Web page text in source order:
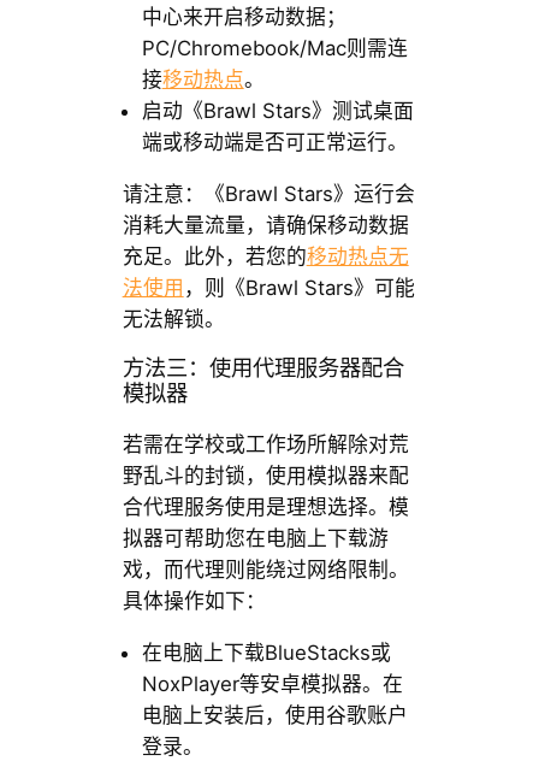
中心来开启移动数据；
PC/Chromebook/Mac则需连
接移动热点。
启动《Brawl Stars》测试桌面
端或移动端是否可正常运行。
请注意：《Brawl Stars》运行会
消耗大量流量，请确保移动数据
充足。此外，若您的移动热点无
法使用 ，则《Brawl Stars》可能
无法解锁。
方法三：使用代理服务器配合
模拟器
若需在学校或工作场所解除对荒
野乱斗的封锁，使用模拟器来配
合代理服务使用是理想选择。模
拟器可帮助您在电脑上下载游
戏，而代理则能绕过网络限制。
具体操作如下：
在电脑上下载BlueStacks或
NoxPlayer等安卓模拟器。在
电脑上安装后，使用谷歌账户
登录。